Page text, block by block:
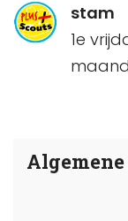
stam
1e
maand